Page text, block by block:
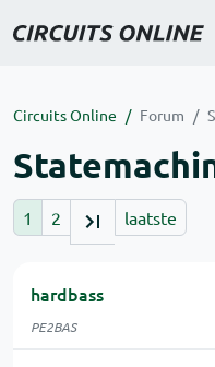
Circuits Online Forum
1 2 laatste
hardbass
PE2BAS